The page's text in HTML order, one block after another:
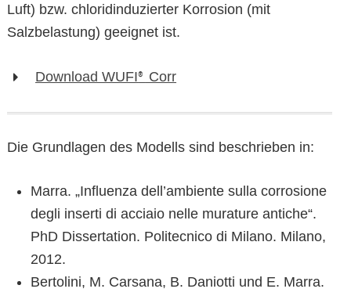
Luft) bzw. chloridinduzierter Korrosion (mit
Salzbelastung) geeignet ist.
Download WUFI® Corr
Die Grundlagen des Modells sind beschrieben in:
Marra. „Influenza dell’ambiente sulla corrosione
degli inserti di acciaio nelle murature antiche“.
PhD Dissertation. Politecnico di Milano. Milano,
2012.
Bertolini, M. Carsana, B. Daniotti und E. Marra.